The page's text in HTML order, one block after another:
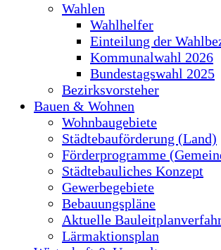
Wahlen
Wahlhelfer
Einteilung der
Kommunalwahl 2026
Bundestagswahl 2025
Bezirksvorsteher
Bauen & Wohnen
Wohnbaugebiete
Städtebauförderung (Land)
Förderprogramme
Städtebauliches Konzept
Gewerbegebiete
Bebauungspläne
Aktuelle
Lärmaktionsplan